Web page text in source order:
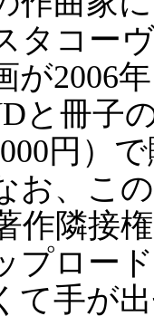
タコー
が2006
と冊子
円）
お、こ
作隣接
プロー
て手が